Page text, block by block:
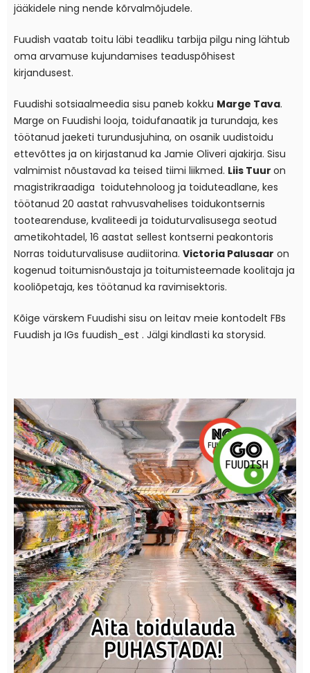
jääkidele ning nende kõrvalmõjudele.
Fuudish vaatab toitu läbi teadliku tarbija pilgu ning lähtub
oma arvamuse kujundamises teaduspõhisest
kirjandusest.
Fuudishi sotsiaalmeedia sisu paneb kokku Marge Tava.
Marge on Fuudishi looja, toidufanaatik ja turundaja, kes
töötanud jaeketi turundusjuhina, on osanik uudistoidu
ettevõttes ja on kirjastanud ka Jamie Oliveri ajakirja. Sisu
valmimist nõustavad ka teised tiimi liikmed. Liis Tuur on
magistrikraadiga toidutehnoloog ja toiduteadlane, kes
töötanud 20 aastat rahvusvahelises toidukontsernis
tootearenduse, kvaliteedi ja toiduturvalisusega seotud
ametikohtadel, 16 aastat sellest kontserni peakontoris
Norras toiduturvalisuse audiitorina. Victoria Palusaar on
kogenud toitumisnõustaja ja toitumisteemade koolitaja ja
kooliõpetaja, kes töötanud ka ravimisektoris.
Kõige värskem Fuudishi sisu on leitav meie kontodelt FBs
Fuudish ja IGs fuudish_est . Jälgi kindlasti ka storysid.